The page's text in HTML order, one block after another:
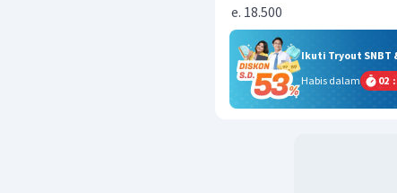
18.500
Ikuti Tryout SNBT
Habis dalam
02 :